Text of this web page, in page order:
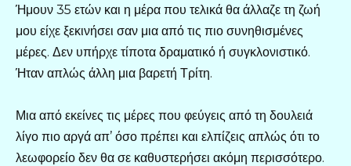
Ήμουν 35 ετών και η μέρα που τελικά θα άλλαζε τη ζωή
μου είχε ξεκινήσει σαν μια από τις πιο συνηθισμένες
μέρες. Δεν υπήρχε τίποτα δραματικό ή συγκλονιστικό.
Ήταν απλώς άλλη μια βαρετή Τρίτη.
Μια από εκείνες τις μέρες που φεύγεις από τη δουλειά
λίγο πιο αργά απ’ όσο πρέπει και ελπίζεις απλώς ότι το
λεωφορείο δεν θα σε καθυστερήσει ακόμη περισσότερο.